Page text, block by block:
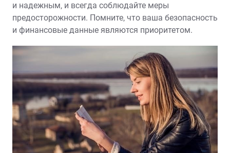
и надежным‚ и всегда соблюдайте меры
предосторожности. Помните‚ что ваша безопасность
и финансовые данные являются приоритетом.